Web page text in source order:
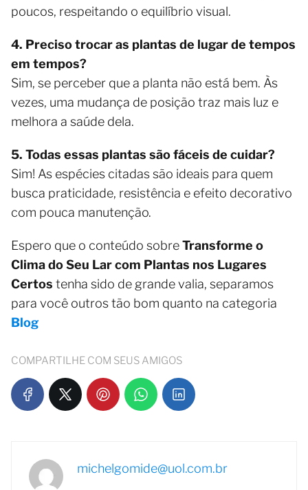
poucos, respeitando o equilíbrio visual.
4. Preciso trocar as plantas de lugar de tempos
em tempos?
Sim, se perceber que a planta não está bem. Às
vezes, uma mudança de posição traz mais luz e
melhora a saúde dela.
5. Todas essas plantas são fáceis de cuidar?
Sim! As espécies citadas são ideais para quem
busca praticidade, resistência e efeito decorativo
com pouca manutenção.
Espero que o conteúdo sobreTransforme o
Clima do Seu Lar com Plantas nos Lugares
Certos tenha sido de grande valia, separamos
para você outros tão bom quanto na categoria
Blog
COMPARTILHE COM SEUS AMIGOS
michelgomide@uol.com.br